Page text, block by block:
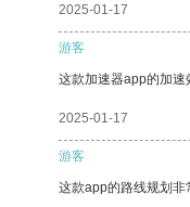
2025-01-17
游客
这款加速器app的加速
2025-01-17
游客
这款app的路线规划非